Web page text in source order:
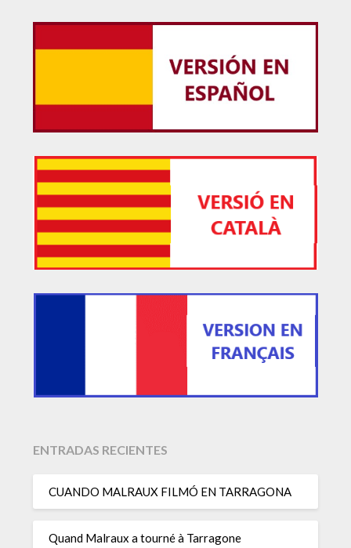
ENTRADAS RECIENTES
CUANDO MALRAUX FILMÓ EN TARRAGONA
Quand Malraux a tourné à Tarragone